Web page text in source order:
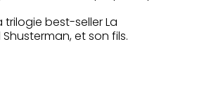
trilogie best-seller La
et son fils.